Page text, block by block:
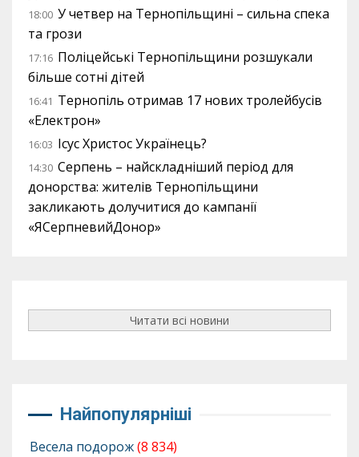
18:00 У четвер на Тернопільщині – сильна спека
та грози
17:16 Поліцейські Тернопільщини розшукали
більше сотні дітей
16:41 Тернопіль отримав 17 нових тролейбусів
«Електрон»
16:03 Ісус Христос Українець?
14:30 Серпень – найскладніший період для
донорства: жителів Тернопільщини
закликають долучитися до кампанії
«ЯСерпневийДонор»
Читати всі новини
Найпопулярніші
Весела подорож(8 834)